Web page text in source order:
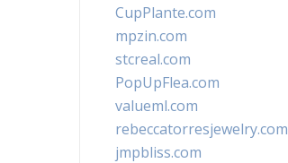
CupPlante.com
mpzin.com
stcreal.com
PopUpFlea.com
valueml.com
rebeccatorresjewelry.com
jmpbliss.com